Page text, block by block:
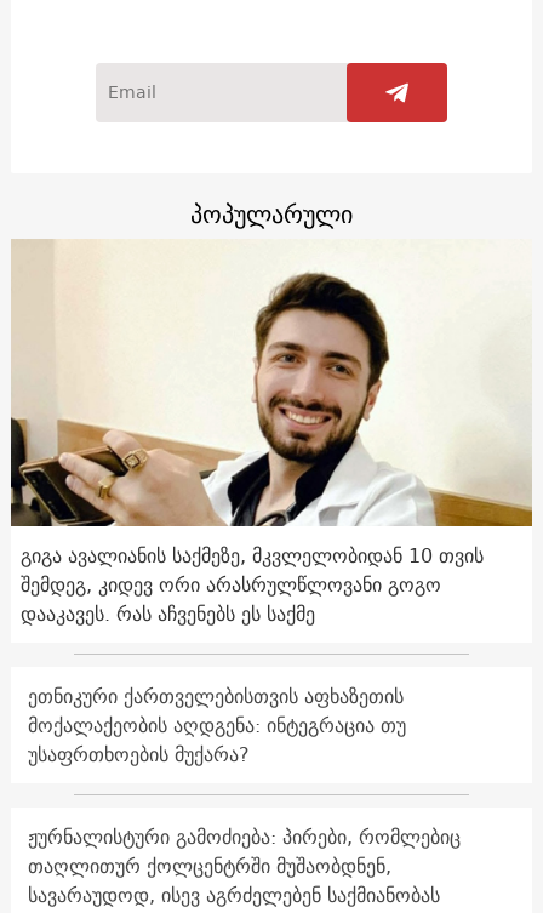
პოპულარული
გიგა ავალიანის საქმეზე, მკვლელობიდან 10 თვის
შემდეგ, კიდევ ორი არასრულწლოვანი გოგო
დააკავეს. რას აჩვენებს ეს საქმე
ეთნიკური ქართველებისთვის აფხაზეთის
მოქალაქეობის აღდგენა: ინტეგრაცია თუ
უსაფრთხოების მუქარა?
ჟურნალისტური გამოძიება: პირები, რომლებიც
თაღლითურ ქოლცენტრში მუშაობდნენ,
სავარაუდოდ, ისევ აგრძელებენ საქმიანობას